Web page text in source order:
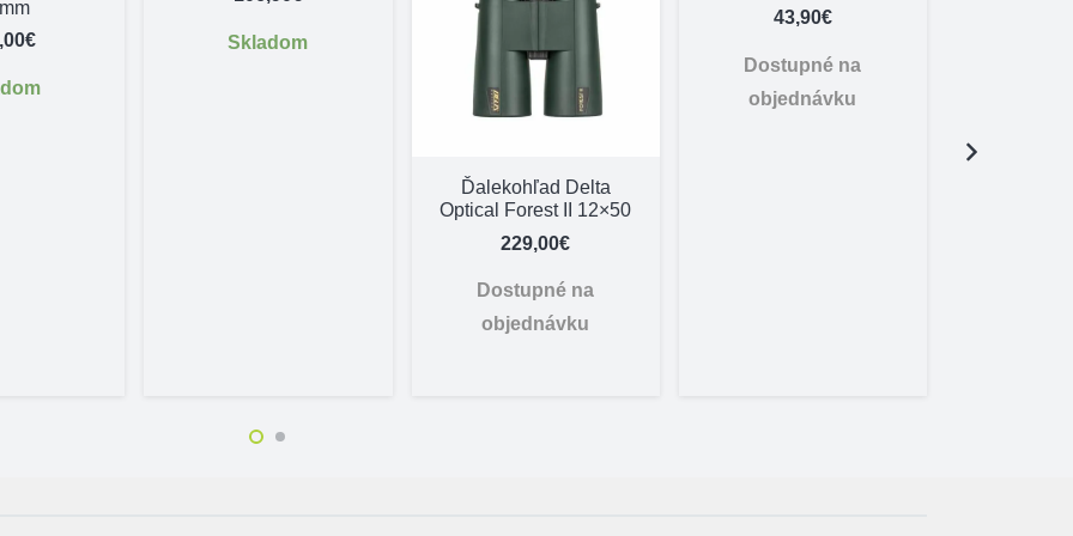
€ Skladom
Ďalekohľad Delta
Optical Forest II 12×50
229,00€
Dostupné na
objednávku
43,90€
Dostupné na
objednávku